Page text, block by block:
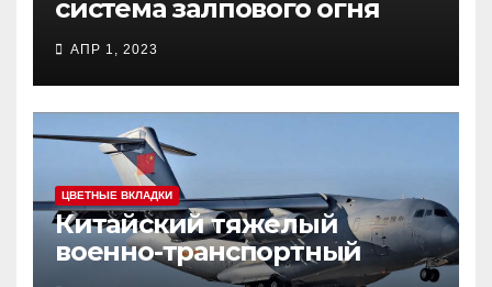
система залпового огня
MCL (Multi-Caliber Launcher)
АПР 1, 2023
ЦВЕТНЫЕ ВКЛАДКИ
Китайский тяжелый
военно-транспортный
самолет (BTC) Y-20